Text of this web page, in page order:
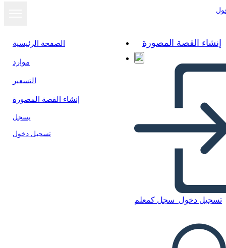
الصفحة الرئيسية
موارد
التسعير
إنشاء القصة المصورة
يسجل
تسجيل دخول
إنشاء القصة المصورة
تسجيل دخول سجل كمعلم
Riassunto Della Trama di tre
Giovani Pellegrini